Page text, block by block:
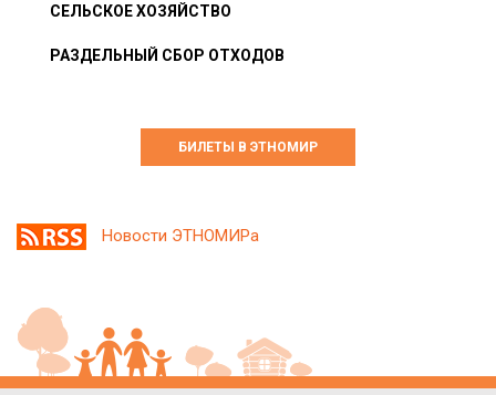
СЕЛЬСКОЕ ХОЗЯЙСТВО
РАЗДЕЛЬНЫЙ СБОР ОТХОДОВ
БИЛЕТЫ В ЭТНОМИР
Новости ЭТНОМИРа